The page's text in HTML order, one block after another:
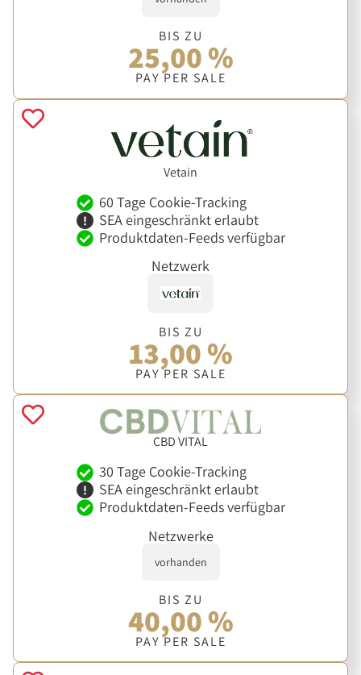
BIS ZU
25,00 %
PAY PER SALE
Vetain
60 Tage Cookie-Tracking
SEA eingeschränkt erlaubt
Produktdaten-Feeds verfügbar
Netzwerk
BIS ZU
13,00 %
PAY PER SALE
CBD VITAL
30 Tage Cookie-Tracking
SEA eingeschränkt erlaubt
Produktdaten-Feeds verfügbar
Netzwerke
vorhanden
BIS ZU
40,00 %
PAY PER SALE